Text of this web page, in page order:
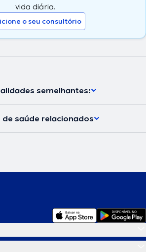
vida diária.
o seu consultório
semelhantes:
saúde relacionados